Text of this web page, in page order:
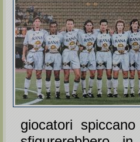
giocatori